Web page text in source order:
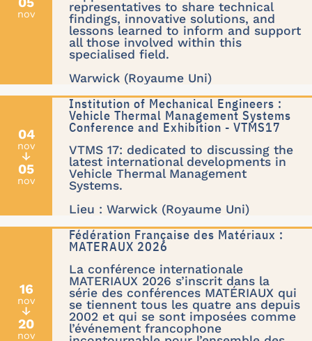
nov
representatives to share technical
findings, innovative solutions, and
lessons learned to inform and support
all those involved within this
specialised field.
Warwick (Royaume Uni)
04
nov
↓
05
nov
Institution of Mechanical Engineers :
Vehicle Thermal Management Systems
Conference and Exhibition - VTMS17
VTMS 17: dedicated to discussing the
latest international developments in
Vehicle Thermal Management
Systems.
Lieu : Warwick (Royaume Uni)
16
nov
↓
20
nov
Fédération Française des Matériaux :
MATERAUX 2026
La conférence internationale
MATERIAUX 2026 s’inscrit dans la
série des conférences MATÉRIAUX qui
se tiennent tous les quatre ans depuis
2002 et qui se sont imposées comme
l’événement francophone